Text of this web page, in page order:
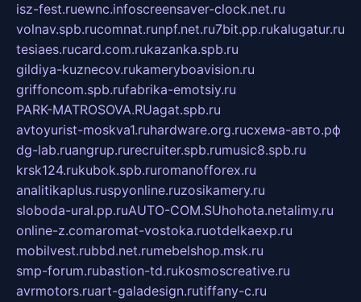
isz-fest.ruewnc.infoscreensaver-clock.net.ru
volnav.spb.rucomnat.runpf.net.ru7bit.pp.rukalugatur.ru
tesiaes.rucard.com.rukazanka.spb.ru
gildiya-kuznecov.rukameryboavision.ru
griffoncom.spb.rufabrika-emotsiy.ru
PARK-MATROSOVA.RUagat.spb.ru
avtoyurist-moskva1.ruhardware.org.ruсхема-авто.рф
dg-lab.ruangrup.rurecruiter.spb.rumusic8.spb.ru
krsk124.rukubok.spb.ruromanofforex.ru
analitikaplus.ruspyonline.ruzosikamery.ru
sloboda-ural.pp.ruAUTO-COM.SUhohota.netalimy.ru
online-z.comaromat-vostoka.ruotdelkaexp.ru
mobilvest.rubbd.net.rumebelshop.msk.ru
smp-forum.rubastion-td.rukosmoscreative.ru
avrmotors.ruart-galadesign.rutiffany-c.ru